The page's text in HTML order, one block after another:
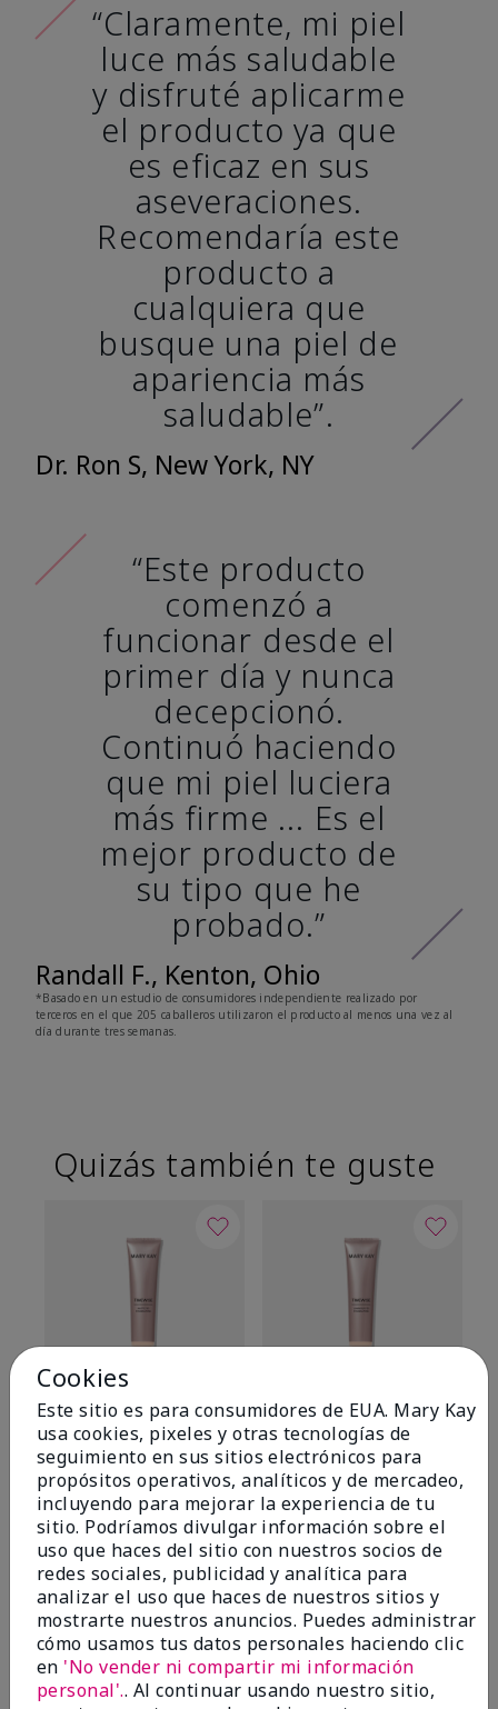
“Claramente, mi piel
luce más saludable
y disfruté aplicarme
el producto ya que
es eficaz en sus
aseveraciones.
Recomendaría este
producto a
cualquiera que
busque una piel de
apariencia más
saludable”.
Dr. Ron S, New York, NY
“Este producto
comenzó a
funcionar desde el
primer día y nunca
decepcionó.
Continuó haciendo
que mi piel luciera
más firme ... Es el
mejor producto de
su tipo que he
probado.”
Randall F., Kenton, Ohio
*Basado en un estudio de consumidores independiente realizado por
terceros en el que 205 caballeros utilizaron el producto al menos una vez al
día durante tres semanas.
Quizás también te guste
TimeWise® Matte 3D
Foundation
Light 1​ (subtonos rosados
fríos)
$28.00
TimeWise® Luminous 3D
Foundation
Light 1​ (subtonos rosados
fríos)
$28.00
Cookies
Este sitio es para consumidores de EUA. Mary Kay
usa cookies, pixeles y otras tecnologías de
seguimiento en sus sitios electrónicos para
propósitos operativos, analíticos y de mercadeo,
incluyendo para mejorar la experiencia de tu
sitio. Podríamos divulgar información sobre el
uso que haces del sitio con nuestros socios de
redes sociales, publicidad y analítica para
analizar el uso que haces de nuestros sitios y
mostrarte nuestros anuncios. Puedes administrar
cómo usamos tus datos personales haciendo clic
en 'No vender ni compartir mi información
personal'.. Al continuar usando nuestro sitio,